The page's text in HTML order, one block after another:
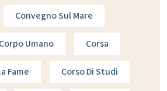
Convegno Sul Mare
Corpo Umano Corsa
Fame Corso Di Studi